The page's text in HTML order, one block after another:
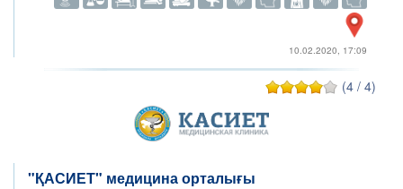
10.02.2020, 17:09
(4 / 4)
"ҚАСИЕТ" медицина орталығы